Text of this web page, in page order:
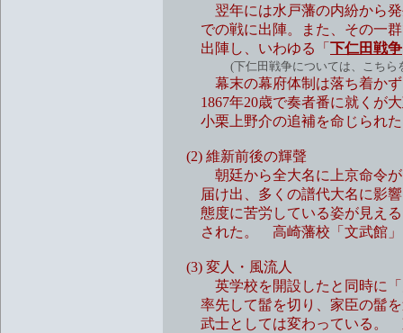
翌年には水戸藩の内紛から発生
での戦に出陣。また、その一群
出陣し、いわゆる「 下仁田戦争
(下仁田戦争については、こちら
幕末の幕府体制は落ち着かず、
1867年20歳で奏者番に就くが大
小栗上野介の追補を命じられ
(2) 維新前後の輝聲
朝廷から全大名に上京命令が出
届け出、多くの譜代大名に影響
態度に苦労している姿が見える
された。 高崎藩校「文武館」を
(3) 変人・風流人
英学校を開設したと同時に「大
率先して髷を切り、家臣の髷を
武士としては変わっている。 東